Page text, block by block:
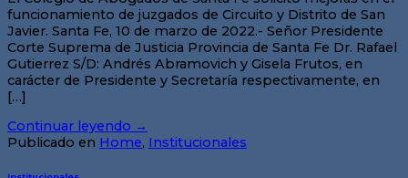
funcionamiento de juzgados de Circuito y Distrito de San
Javier. Santa Fe, 10 de marzo de 2022.- Señor Presidente
Corte Suprema de Justicia Provincia de Santa Fe Dr. Rafael
Gutierrez S/D: Andrés Abramovich y Gisela Frutos, en
carácter de Presidente y Secretaría respectivamente, en
[…]
Continuar leyendo →
Publicado en Home, Institucionales